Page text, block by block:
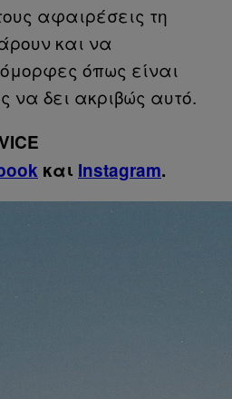
αφαιρέσεις τη
και να
όπως είναι
να δει ακριβώς αυτό.
και Instagram.